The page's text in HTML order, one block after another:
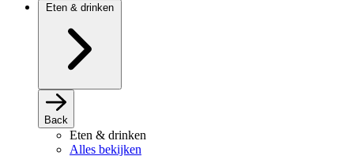
Eten & drinken
Back
Eten & drinken
Alles bekijken